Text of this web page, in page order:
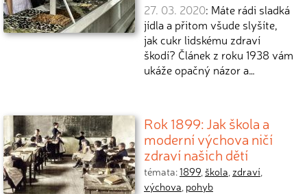
27. 03. 2020: Máte rádi sladká
jídla a přitom všude slyšíte,
jak cukr lidskému zdraví
škodí? Článek z roku 1938 vám
ukáže opačný názor a…
Rok 1899: Jak škola a
moderní výchova ničí
zdraví našich dětí
témata:1899, škola, zdraví,
výchova, pohyb